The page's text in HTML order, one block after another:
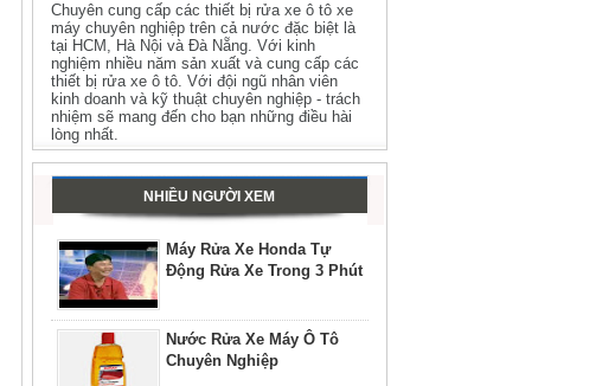
Chuyên cung cấp các thiết bị rửa xe ô tô xe
máy chuyên nghiệp trên cả nước đặc biệt là
tại HCM, Hà Nội và Đà Nẵng. Với kinh
nghiệm nhiều năm sản xuất và cung cấp các
thiết bị rửa xe ô tô. Với đội ngũ nhân viên
kinh doanh và kỹ thuật chuyên nghiệp - trách
nhiệm sẽ mang đến cho bạn những điều hài
lòng nhất.
NHIỀU NGƯỜI XEM
Máy Rửa Xe Honda Tự
Động Rửa Xe Trong 3 Phút
Nước Rửa Xe Máy Ô Tô
Chuyên Nghiệp